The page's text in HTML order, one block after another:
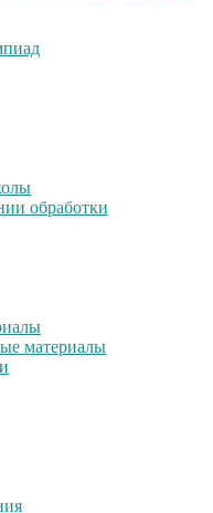
обработки
материалы